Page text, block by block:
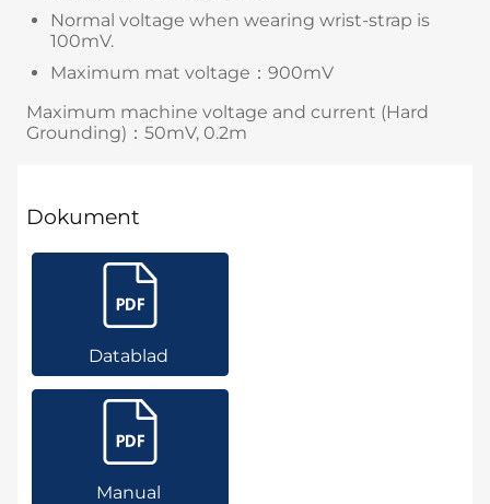
Normal voltage when wearing wrist-strap is
100mV.
Maximum mat voltage：900mV
Maximum machine voltage and current (Hard
Grounding)：50mV, 0.2m
Dokument
Datablad
Manual